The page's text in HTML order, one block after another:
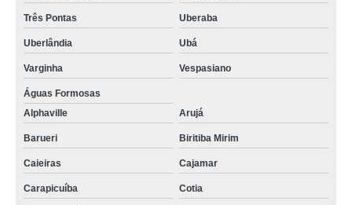
Três Pontas Uberaba
Uberlândia Ubá
Varginha Vespasiano
Águas Formosas
Alphaville
Arujá
Barueri Biritiba Mirim
Caieiras Cajamar
Carapicuíba Cotia